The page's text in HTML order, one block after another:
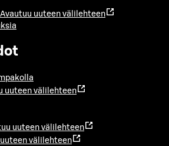
Avautuu uuteen välilehteen
uuteen välilehteen
uuteen välilehteen
välilehteen